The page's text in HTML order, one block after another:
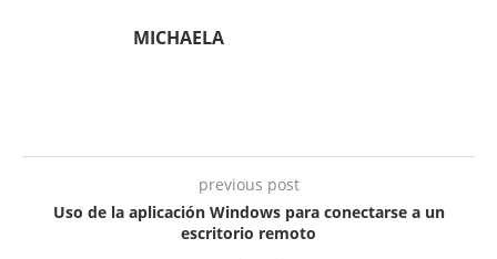
MICHAELA
previous post
Uso de la aplicación Windows para conectarse a un
escritorio remoto